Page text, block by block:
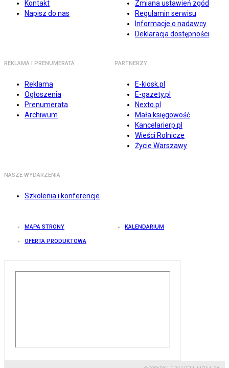
Kontakt
Napisz do nas
Zmiana ustawień zgód
Regulamin serwisu
Informacje o nadawcy
Deklaracja dostępności
REKLAMA I PRENUMERATA
Reklama
Ogłoszenia
Prenumerata
Archiwum
PARTNERZY
E-kiosk.pl
E-gazety.pl
Nexto.pl
Mała księgowość
Kancelarierp.pl
Wieści Rolnicze
Życie Warszawy
NASZE WYDARZENIA
Szkolenia i konferencje
MAPA STRONY KALENDARIUM
OFERTA PRODUKTOWA